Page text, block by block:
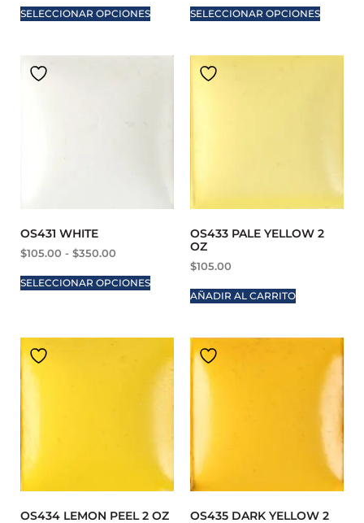
SELECCIONAR OPCIONES SELECCIONAR OPCIONES
OS431 WHITE
$105.00 - $350.00
SELECCIONAR OPCIONES
OS433 PALE YELLOW 2
OZ
$105.00
AÑADIR AL CARRITO
OS434 LEMON PEEL 2 OZ
OS435 DARK YELLOW 2